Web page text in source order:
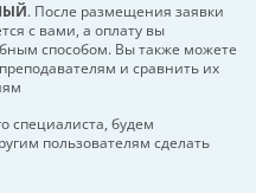
. После размещения заявки
с вами, а оплату вы
способом. Вы также можете
и сравнить их
специалиста, будем
пользователям сделать